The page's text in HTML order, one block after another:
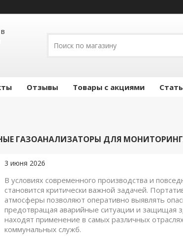
Отзывы Товары с акциями
ГАЗОАНАЛИЗАТОРЫ ДЛЯ
3 июня 2026
В условиях современного производства и
становится критически важной задачей.
атмосферы позволяют оперативно выявлять
предотвращая аварийные ситуации и защищая
находят применение в самых различных
коммунальных служб.